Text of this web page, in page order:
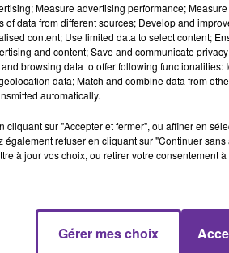
: la patience américaine mise à
sur l’accord (Al-Khaleej, citant
: entre pressions israéliennes,
(Asharq Al-Awsat)
: pourquoi l’État islamique
revers (Al-Bayan)
Measure advertising performance;
of data from different sources; Develop and
content; Use limited data to select content;
and content; Save and communicate
browsing data to offer following
data; Match and combine data from
automatically.
cliquant sur "Accepter et fermer", ou affiner en
également refuser en cliquant sur "Continuer
à jour vos choix, ou retirer votre consentement
Gérer mes choix